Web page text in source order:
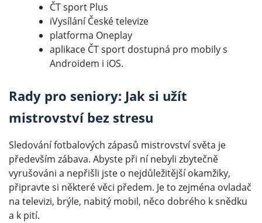
ČT sport Plus
iVysílání České televize
platforma Oneplay
aplikace ČT sport dostupná pro mobily s
Androidem i iOS.
Rady pro seniory: Jak si užít
mistrovství bez stresu
Sledování fotbalových zápasů mistrovství světa je
především zábava. Abyste při ní nebyli zbytečně
vyrušováni a nepřišli jste o nejdůležitější okamžiky,
připravte si některé věci předem. Je to zejména ovladač
na televizi, brýle, nabitý mobil, něco dobrého k snědku
a k pití.